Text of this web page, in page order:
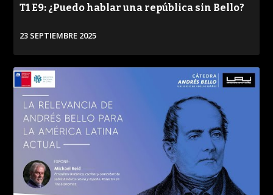
T1 E9: ¿Puedo hablar una república sin Bello?
23 SEPTIEMBRE 2025
VER
PROGRAMA
CONVERSACIONES SOBRE LO NUESTRO
PUBLICADO REPRODUCCIONES
VISTAS
/